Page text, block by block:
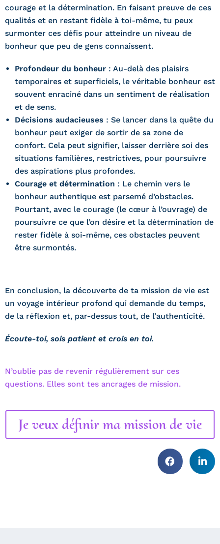
courage et la détermination. En faisant preuve de ces
qualités et en restant fidèle à toi-même, tu peux
surmonter ces défis pour atteindre un niveau de
bonheur que peu de gens connaissent.
Profondeur du bonheur : Au-delà des plaisirs
temporaires et superficiels, le véritable bonheur est
souvent enraciné dans un sentiment de réalisation
et de sens.
Décisions audacieuses : Se lancer dans la quête du
bonheur peut exiger de sortir de sa zone de
confort. Cela peut signifier, laisser derrière soi des
situations familières, restrictives, pour poursuivre
des aspirations plus profondes.
Courage et détermination : Le chemin vers le
bonheur authentique est parsemé d’obstacles.
Pourtant, avec le courage (le cœur à l’ouvrage) de
poursuivre ce que l’on désire et la détermination de
rester fidèle à soi-même, ces obstacles peuvent
être surmontés.
En conclusion, la découverte de ta mission de vie est
un voyage intérieur profond qui demande du temps,
de la réflexion et, par-dessus tout, de l’authenticité.
Écoute-toi, sois patient et crois en toi.
N’oublie pas de revenir régulièrement sur ces
questions. Elles sont tes ancrages de mission.
Je veux définir ma mission de vie